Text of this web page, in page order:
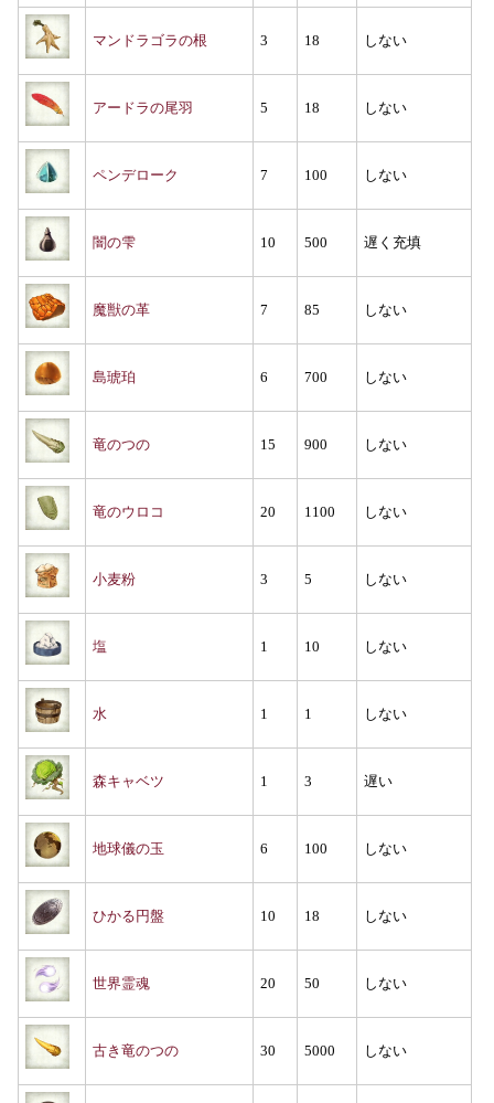
マンドラゴラの根 3 18 しない
アードラの尾羽 5 18 しない
ペンデローク 7 100 しない
闇の雫 10 500 遅く充填
魔獣の革 7 85 しない
島琥珀 6 700 しない
竜のつの 15 900 しない
竜のウロコ 20 1100 しない
小麦粉 3 5 しない
塩 1 10 しない
水 1 1 しない
森キャベツ 1 3 遅い
地球儀の玉 6 100 しない
ひかる円盤 10 18 しない
世界霊魂 20 50 しない
古き竜のつの 30 5000 しない